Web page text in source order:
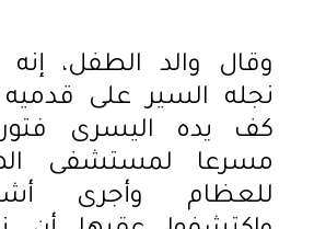
وقال والد الطفل،
نجله السير على
كف يده اليسرى
مسرعا لمستشفى
للعظام وأجرى